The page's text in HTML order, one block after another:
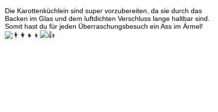
Die Karottenküchlein sind super vorzubereiten, da sie durch das
Backen im Glas und dem luftdichten Verschluss lange haltbar sind.
Somit hast du für jeden Überraschungsbesuch ein Ass im Ärmel!